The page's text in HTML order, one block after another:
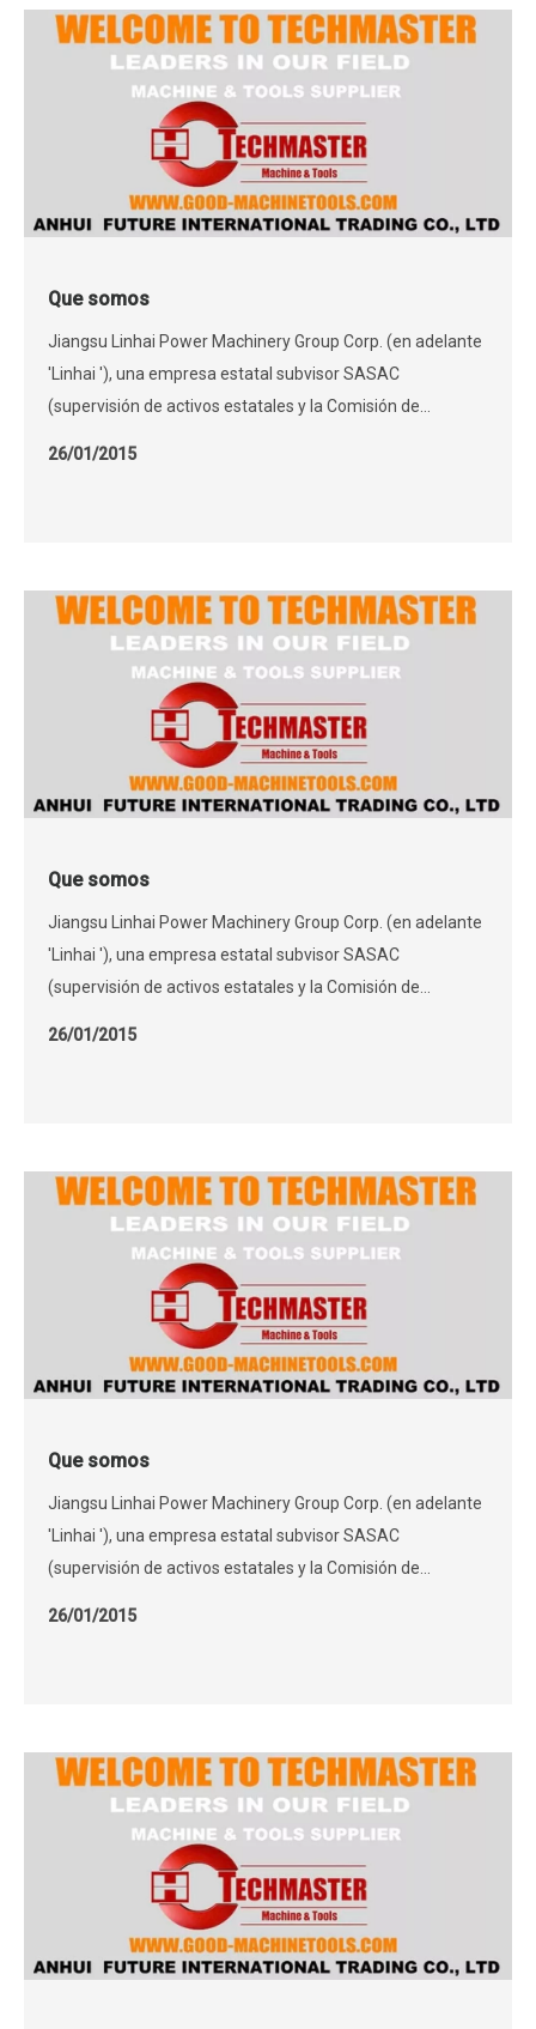
Que somos
Jiangsu Linhai Power Machinery Group Corp. (en adelante
'Linhai '), una empresa estatal subvisor SASAC
(supervisión de activos estatales y la Comisión de
26/01/2015
Que somos
Jiangsu Linhai Power Machinery Group Corp. (en adelante
'Linhai '), una empresa estatal subvisor SASAC
(supervisión de activos estatales y la Comisión de
26/01/2015
Que somos
Jiangsu Linhai Power Machinery Group Corp. (en adelante
'Linhai '), una empresa estatal subvisor SASAC
(supervisión de activos estatales y la Comisión de
26/01/2015